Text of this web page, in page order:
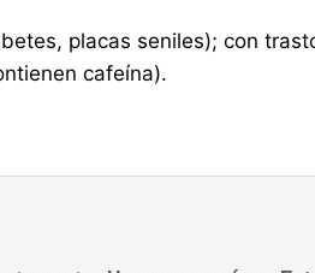
placas seniles); con
cafeína).